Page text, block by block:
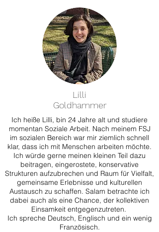
Lilli
Goldhammer
Ich heiße Lilli, bin 24 Jahre alt und studiere
momentan Soziale Arbeit. Nach meinem FSJ
im sozialen Bereich war mir ziemlich schnell
klar, dass ich mit Menschen arbeiten möchte.
Ich würde gerne meinen kleinen Teil dazu
beitragen, eingerostete, konservative
Strukturen aufzubrechen und Raum für Vielfalt,
gemeinsame Erlebnisse und kulturellen
Austausch zu schaffen. Salam betrachte ich
dabei auch als eine Chance, der kollektiven
Einsamkeit entgegenzutreten.
Ich spreche Deutsch, Englisch und ein wenig
Französisch.